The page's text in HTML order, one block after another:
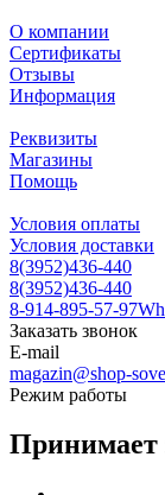
О компании
Сертификаты
Отзывы
Информация
Реквизиты
Магазины
Помощь
Условия оплаты
Условия доставки
8(3952)436-440
8(3952)436-440
8-914-895-57-97
Заказать звонок
E-mail
magazin@shop-
Режим работы
Принимает